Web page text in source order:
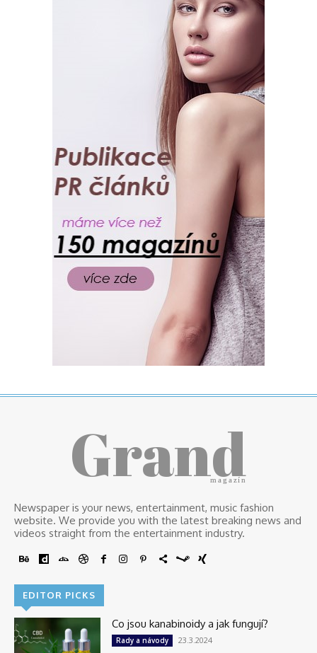
Grand
magazín
Newspaper is your news, entertainment, music fashion
website. We provide you with the latest breaking news and
videos straight from the entertainment industry.
EDITOR PICKS
Co jsou kanabinoidy a jak fungují?
Rady a návody 23.3.2024